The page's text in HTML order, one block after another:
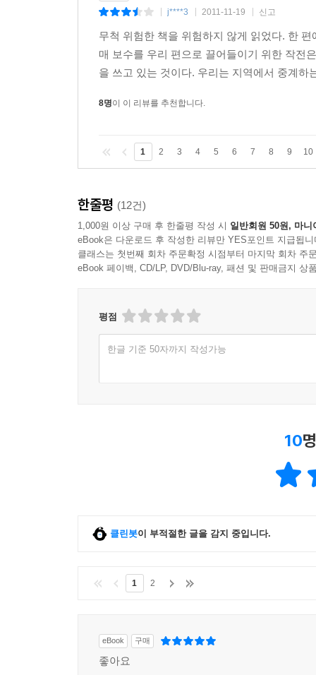
j****3 2011-11-19 신고
무척 위험한 책을 위험하지 않게 읽었다. 한
매 보수를 우리 편으로 끌어들이기 위한 작전
을 쓰고 있는 것이다. 우리는 지역에서 중계
8명이 이 리뷰를 추천합니다.
1 2 3 4 5 6 7 8 9 10
한줄평 (12건)
1,000원 이상 구매 후 한줄평 작성 시 일반회원 50원, 마니
eBook은 다운로드 후 작성한 리뷰만 YES포인트 지급됩니
클래스는 첫번째 회차 주문확정 시점부터 마지막 회차 주
eBook 페이백, CD/LP, DVD/Blu-ray, 패션 및 판매금지 상
평점
한글 기준 50자까지 작성가능
10
클린봇이 부적절한 글을 감지 중입니다.
1 2
eBook 구매
좋아요